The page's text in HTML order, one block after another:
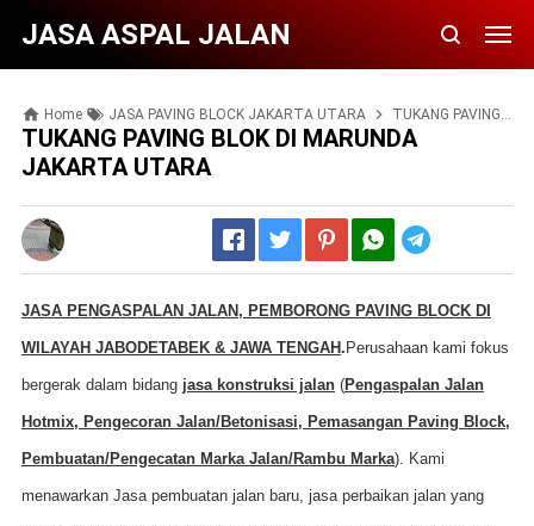
JASA ASPAL JALAN
Home JASA PAVING BLOCK JAKARTA UTARA TUKANG PAVING BLOK DI MARUNDA JAKARTA UTARA
TUKANG PAVING BLOK DI MARUNDA
JAKARTA UTARA
JASA PENGASPALAN JALAN, PEMBORONG PAVING BLOCK DI
WILAYAH JABODETABEK & JAWA TENGAH. Perusahaan kami fokus
bergerak dalam bidang jasa konstruksi jalan(Pengaspalan Jalan
Hotmix, Pengecoran Jalan/Betonisasi, Pemasangan Paving Block,
Pembuatan/Pengecatan Marka Jalan/Rambu Marka). Kami
menawarkan Jasa pembuatan jalan baru, jasa perbaikan jalan yang